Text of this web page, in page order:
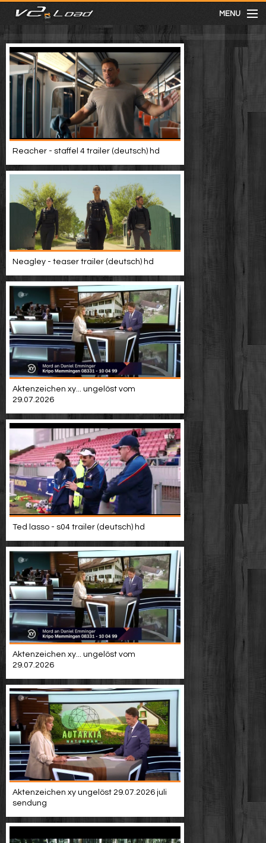
MENU
meist gesehen
neuste
kategorien
Menu
mit facebook anmelden
Informationen
Video suchen
Reacher - staffel 4 trailer (deutsch) hd
Neagley - teaser trailer (deutsch) hd
Aktenzeichen xy... ungelöst vom
29.07.2026
Ted lasso - s04 trailer (deutsch) hd
Aktenzeichen xy... ungelöst vom
29.07.2026
Aktenzeichen xy ungelöst 29.07.2026 juli
sendung